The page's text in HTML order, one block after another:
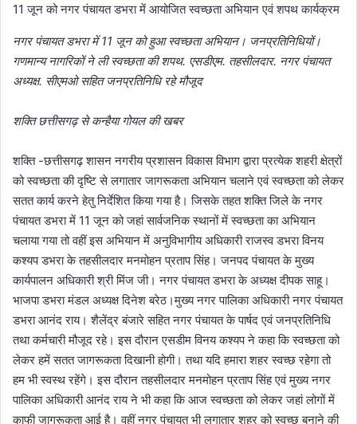
11 जून को नगर पंचायत डभरा में आयोजित स्वच्छता अभियान एवं शपथ कार्यक्रम
नगर पंचायत डभरा में 11 जून को हुआ स्वच्छता अभियान। जनप्रतिनिधियों।
गणमान्य नागरिकों ने ली स्वच्छता की शपथ. एसडीएम. तहसीलदार. नगर पंचायत
अध्यक्ष. सीएमओ सहित जनप्रतिनिधि रहे मौजूद
शक्ति छत्तीसगढ़ से कन्हैया गोयल की खबर
शक्ति -छत्तीसगढ़ शासन नगरीय प्रशासन विकास विभाग द्वारा प्रत्येक शहरी क्षेत्रों
को स्वच्छता की दृष्टि से लगातार जागरूकता अभियान चलाने एवं स्वच्छता को लेकर
सतत कार्य करने हेतु निर्देशित किया गया है। जिसके तहत शक्ति जिले के नगर
पंचायत डभरा में 11 जून को जहां सार्वजनिक स्थानों में स्वच्छता का अभियान
चलाया गया तो वहीं इस अभियान में अनुविभागीय अधिकारी राजस्व डभरा विनय
कश्यप डभरा के तहसीलदार मनमोहन प्रताप सिंह। जनपद पंचायत के मुख्य
कार्यपालन अधिकारी श्री मिंज जी। नगर पंचायत डभरा के अध्यक्ष दीपक साहू।
भाजपा डभरा मंडल अध्यक्ष दिनेश बरेठ।मुख्य नगर पालिका अधिकारी नगर पंचायत
डभरा आनंद राय। शैलेंद्र बंजारे सहित नगर पंचायत के पार्षद एवं जनप्रतिनिधि
तथा कर्मचारी मौजूद रहे। इस दौरान एसडीम विनय कश्यप ने कहा कि स्वच्छता को
लेकर हमें सतत जागरूकता दिखानी होगी। तथा यदि हमारा शहर स्वच्छ रहेगा तो
हम भी स्वस्थ रहेंगे। इस दौरान तहसीलदार मनमोहन प्रताप सिंह एवं मुख्य नगर
पालिका अधिकारी आनंद राय ने भी कहा कि आज स्वच्छता को लेकर जहां लोगों में
काफी जागरूकता आई है। वहीं नगर पंचायत भी लगातार शहर को स्वच्छ बनाने की